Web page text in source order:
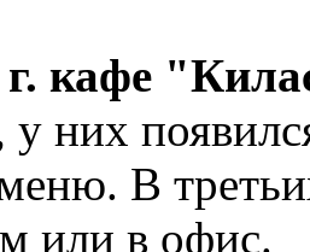
кафе
них
В
или в офис.